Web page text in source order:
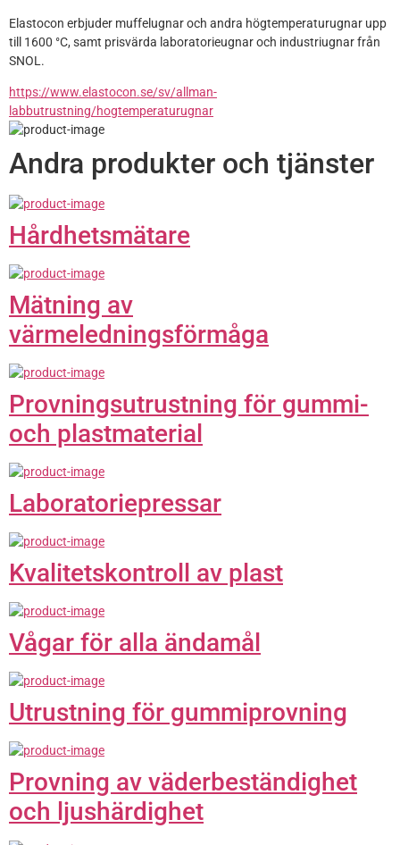
Elastocon erbjuder muffelugnar och andra högtemperaturugnar upp
till 1600 °C, samt prisvärda laboratorieugnar och industriugnar från
SNOL.
https://www.elastocon.se/sv/allman-
labbutrustning/hogtemperaturugnar
Andra produkter och tjänster
Hårdhetsmätare
Mätning av
värmeledningsförmåga
Provnings­utrustning för gummi-
och plastmaterial
Laboratoriepressar
Kvalitetskontroll av plast
Vågar för alla ändamål
Utrustning för gummiprovning
Provning av väderbeständighet
och ljushärdighet